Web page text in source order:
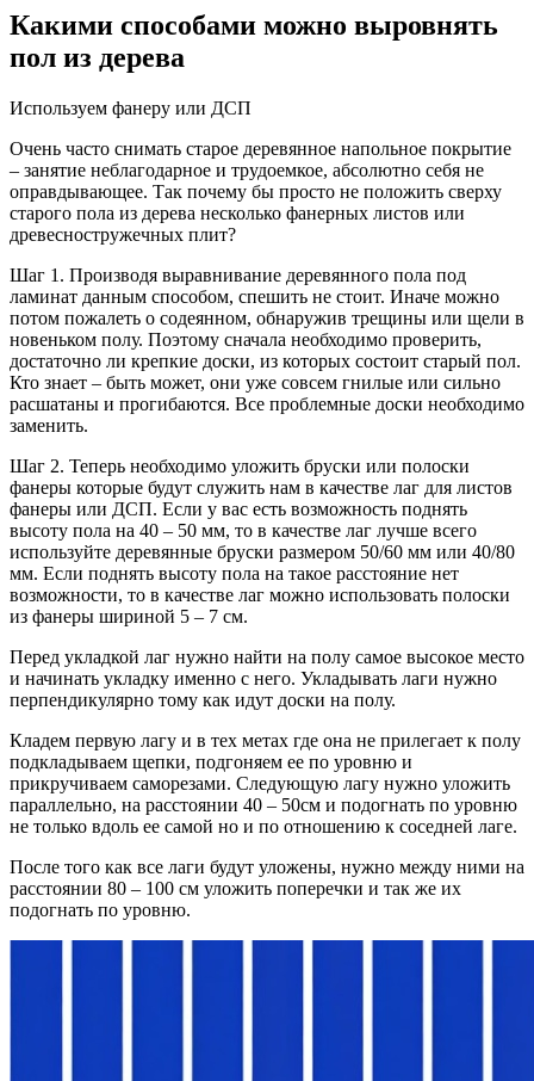
Какими способами можно выровнять
пол из дерева
Используем фанеру или ДСП
Очень часто снимать старое деревянное напольное покрытие
– занятие неблагодарное и трудоемкое, абсолютно себя не
оправдывающее. Так почему бы просто не положить сверху
старого пола из дерева несколько фанерных листов или
древесностружечных плит?
Шаг 1. Производя выравнивание деревянного пола под
ламинат данным способом, спешить не стоит. Иначе можно
потом пожалеть о содеянном, обнаружив трещины или щели в
новеньком полу. Поэтому сначала необходимо проверить,
достаточно ли крепкие доски, из которых состоит старый пол.
Кто знает – быть может, они уже совсем гнилые или сильно
расшатаны и прогибаются. Все проблемные доски необходимо
заменить.
Шаг 2. Теперь необходимо уложить бруски или полоски
фанеры которые будут служить нам в качестве лаг для листов
фанеры или ДСП. Если у вас есть возможность поднять
высоту пола на 40 – 50 мм, то в качестве лаг лучше всего
используйте деревянные бруски размером 50/60 мм или 40/80
мм. Если поднять высоту пола на такое расстояние нет
возможности, то в качестве лаг можно использовать полоски
из фанеры шириной 5 – 7 см.
Перед укладкой лаг нужно найти на полу самое высокое место
и начинать укладку именно с него. Укладывать лаги нужно
перпендикулярно тому как идут доски на полу.
Кладем первую лагу и в тех метах где она не прилегает к полу
подкладываем щепки, подгоняем ее по уровню и
прикручиваем саморезами. Следующую лагу нужно уложить
параллельно, на расстоянии 40 – 50см и подогнать по уровню
не только вдоль ее самой но и по отношению к соседней лаге.
После того как все лаги будут уложены, нужно между ними на
расстоянии 80 – 100 см уложить поперечки и так же их
подогнать по уровню.